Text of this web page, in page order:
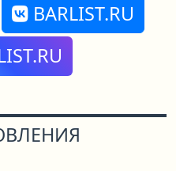
BARLIST.RU